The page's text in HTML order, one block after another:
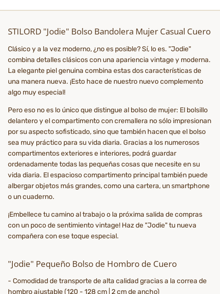
STILORD "Jodie" Bolso Bandolera Mujer Casual Cuero
Clásico y a la vez moderno, ¿no es posible? Sí, lo es. "Jodie"
combina detalles clásicos con una apariencia vintage y moderna.
La elegante piel genuina combina estas dos características de
una manera nueva. ¡Esto hace de nuestro nuevo complemento
algo muy especial!
Pero eso no es lo único que distingue al bolso de mujer: El bolsillo
delantero y el compartimento con cremallera no sólo impresionan
por su aspecto sofisticado, sino que también hacen que el bolso
sea muy práctico para su vida diaria. Gracias a los numerosos
compartimentos exteriores e interiores, podrá guardar
ordenadamente todas las pequeñas cosas que necesite en su
vida diaria. El espacioso compartimento principal también puede
albergar objetos más grandes, como una cartera, un smartphone
o un cuaderno.
¡Embellece tu camino al trabajo o la próxima salida de compras
con un poco de sentimiento vintage! Haz de "Jodie" tu nueva
compañera con ese toque especial.
"Jodie" Pequeño Bolso de Hombro de Cuero
- Comodidad de transporte de alta calidad gracias a la correa de
hombro ajustable (120 - 128 cm | 2 cm de ancho)